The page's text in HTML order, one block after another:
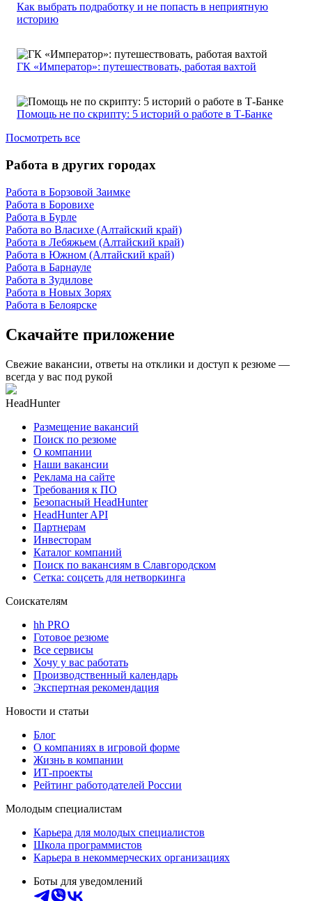
Как выбрать подработку и не попасть в неприятную
историю
ГК «Император»: путешествовать, работая вахтой
Помощь не по скрипту: 5 историй о работе в Т-Банке
Посмотреть все
Работа в других городах
Работа в Борзовой Заимке
Работа в Боровихе
Работа в Бурле
Работа во Власихе (Алтайский край)
Работа в Лебяжьем (Алтайский край)
Работа в Южном (Алтайский край)
Работа в Барнауле
Работа в Зудилове
Работа в Новых Зорях
Работа в Белоярске
Скачайте приложение
Свежие вакансии, ответы на отклики и доступ к резюме —
всегда у вас под рукой
HeadHunter
Размещение вакансий
Поиск по резюме
О компании
Наши вакансии
Реклама на сайте
Требования к ПО
Безопасный HeadHunter
HeadHunter API
Партнерам
Инвесторам
Каталог компаний
Поиск по вакансиям в Славгородском
Сетка: соцсеть для нетворкинга
Соискателям
hh PRO
Готовое резюме
Все сервисы
Хочу у вас работать
Производственный календарь
Экспертная рекомендация
Новости и статьи
Блог
О компаниях в игровой форме
Жизнь в компании
ИТ-проекты
Рейтинг работодателей России
Молодым специалистам
Карьера для молодых специалистов
Школа программистов
Карьера в некоммерческих организациях
Боты для уведомлений